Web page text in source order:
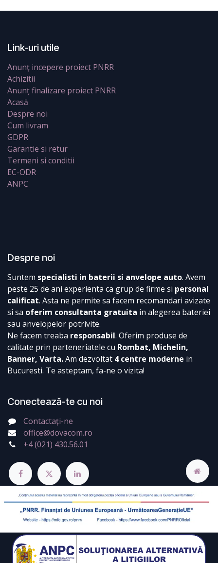
Link-uri utile
Anunț incepere proiect PNRR
Achizitii
Anunț finalizare proiect PNRR
Acasă
Despre noi
Cum livram
GDPR
Garantie si retur
Termeni si conditii
EC-ODR
ANPC
Despre noi
Suntem specialisti in baterii si anvelope auto. Avem
peste 25 de ani experienta ca grup de firme si personal
calificat. Asta ne permite sa facem recomandari avizate
si sa oferim consultanta gratuita in alegerea bateriei
sau anvelopelor potrivite.
Ne facem treaba responsabil. Oferim produse de
calitate prin parteneriatele cu Rombat, Michelin,
Banner, Varta.Am dezvoltat 4 centre moderne in
Bucuresti. Te asteptam, fa-ne o vizita!
Conectează-te cu noi
Contactați-ne
office@dovacom.ro
+4 (021) 430.56.01